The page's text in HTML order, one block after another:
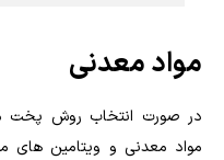
مواد معدنی
در صورت انتخاب روش پخت
مواد معدنی و ویتامین های